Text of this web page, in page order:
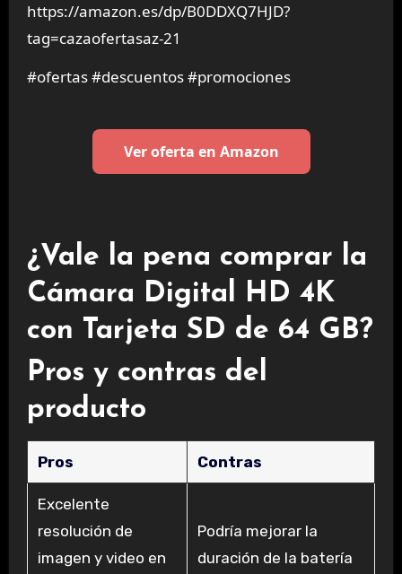
https://amazon.es/dp/B0DDXQ7HJD?
tag=cazaofertasaz-21
#ofertas #descuentos #promociones
Ver oferta en Amazon
¿Vale la pena comprar la
Cámara Digital HD 4K
con Tarjeta SD de 64 GB?
Pros y contras del
producto
Pros Contras
Excelente
resolución de
imagen y video en
Podría mejorar la
duración de la batería